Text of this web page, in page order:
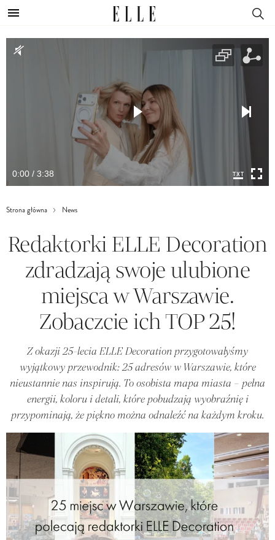
0:00 / 3:38
Strona główna News
Redaktorki ELLE Decoration
zdradzają swoje ulubione
miejsca w Warszawie.
Zobaczcie ich TOP 25!
Z okazji 25-lecia ELLE Decoration przygotowałyśmy
wyjątkowy przewodnik: 25 adresów w Warszawie, które
nieustannie nas inspirują. To osobista mapa miasta – pełna
energii, koloru i detali, które pobudzają wyobraźnię i
przypominają, że piękno można odnaleźć na każdym kroku.